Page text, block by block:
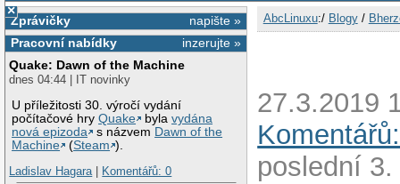
×
napište »
Zprávičky
inzerujte »
Pracovní nabídky
Quake: Dawn of the Machine
dnes 04:44 | IT novinky
U příležitosti 30. výročí vydání
počítačové hryQuake bylavydána
nová epizoda
s názvem Dawn of the
Machine
(Steam ).
Ladislav Hagara| Komentářů: 0
AbcLinuxu:/ Blogy/
27.3.2019
poslední